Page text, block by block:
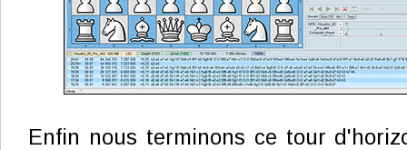
Enfin nous terminons ce tour